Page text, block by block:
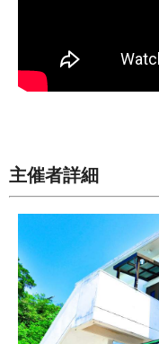
主催者詳細